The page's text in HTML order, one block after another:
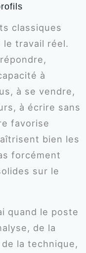
classiques
le travail réel.
à
à se vendre,
à écrire sans
favorise
bien les
forcément
sur le
quand le poste
de la
la technique,